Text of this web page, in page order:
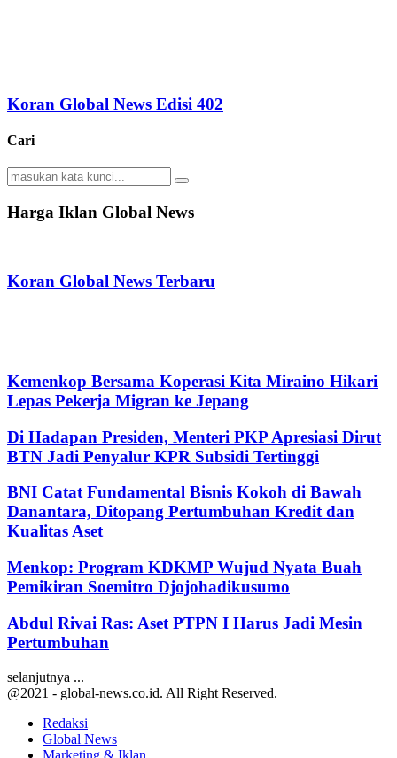
Koran Global News Edisi 402
Cari
Search
for:
Search
Harga Iklan Global News
Koran Global News Terbaru
Kemenkop Bersama Koperasi Kita Miraino Hikari
Lepas Pekerja Migran ke Jepang
Di Hadapan Presiden, Menteri PKP Apresiasi Dirut
BTN Jadi Penyalur KPR Subsidi Tertinggi
BNI Catat Fundamental Bisnis Kokoh di Bawah
Danantara, Ditopang Pertumbuhan Kredit dan
Kualitas Aset
Menkop: Program KDKMP Wujud Nyata Buah
Pemikiran Soemitro Djojohadikusumo
Abdul Rivai Ras: Aset PTPN I Harus Jadi Mesin
Pertumbuhan
selanjutnya ...
@2021 - global-news.co.id. All Right Reserved.
Redaksi
Global News
Marketing & Iklan